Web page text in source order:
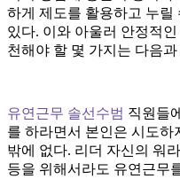
하게 제도를 활용하고 누릴
있다. 이와 아울러 안정적
천해야 할 몇 가지는 다음과
유연근무 솔선수범 직원들
를 하라면서 본인은 시도하
밖에 없다. 리더 자신의 워
등을 위해서라도 유연근무